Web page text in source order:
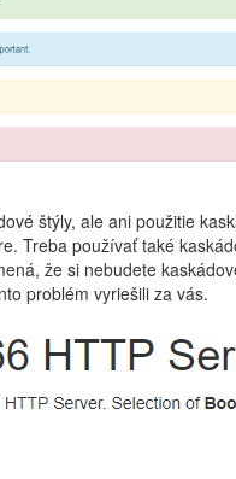
štýly, ale ani použitie
Treba používať také
že si nebudete
problém vyriešili za vás.